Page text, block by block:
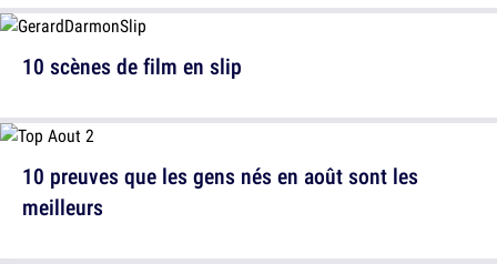
10 scènes de film en slip
10 preuves que les gens nés en août sont les
meilleurs